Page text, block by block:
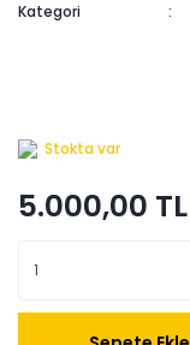
Kategori
Stokta var
5.000,00 TL